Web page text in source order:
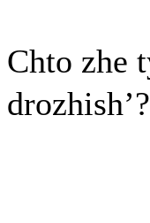
Chto zhe
drozhish’?